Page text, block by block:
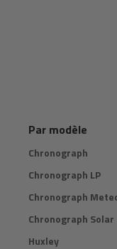
Par modèle
Chronograph
Chronograph LP
Chronograph
Chronograph Solar
Huxley